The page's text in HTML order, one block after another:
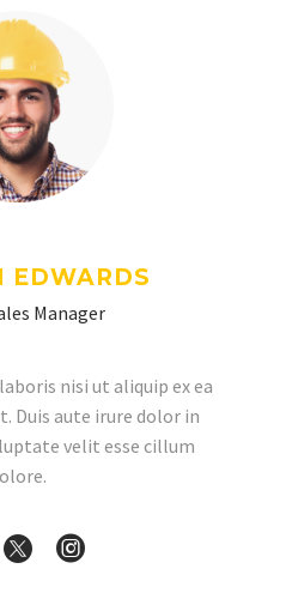
EDWARDS
Manager
nisi ut aliquip ex ea
Duis aute irure dolor in
velit esse cillum